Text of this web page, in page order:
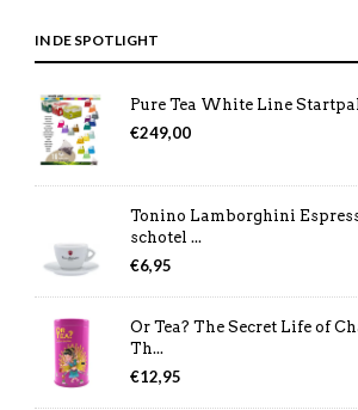
IN DE SPOTLIGHT
Pure Tea White Line
€249,00
Tonino Lamborghini
schotel ...
€6,95
Or Tea? The Secret Life of
Th...
€12,95